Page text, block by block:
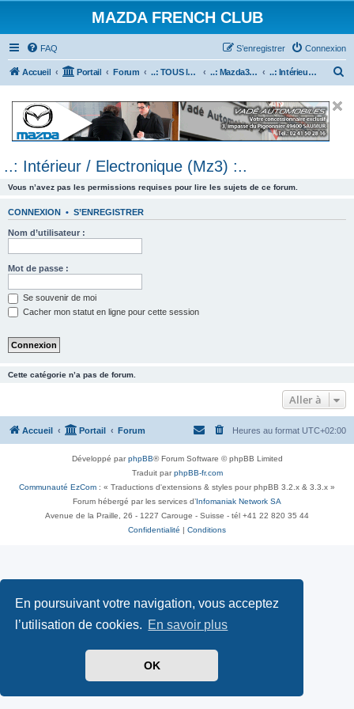
En poursuivant votre navigation, vous acceptez
l’utilisation de cookies. En savoir plus
OK
MAZDA FRENCH CLUB
FAQ Connexion
S’enregistrer
Accueil Portail Forum ..: TOUS les Véhicules MAZDA :.. ..: Mazda3 :.. ..: Intérieur / Electronique (Mz3) :..
e
..: Intérieur / Electronique (Mz3) :..
Vous n’avez pas les permissions requises pour lire les sujets de ce forum.
CONNEXION • S’ENREGISTRER
Nom d’utilisateur :
Mot de passe :
Se souvenir de moi
Cacher mon statut en ligne pour cette session
Cette catégorie n’a pas de forum.
Aller à
Accueil Portail Forum Heures au format UTC+02:00
Développé parphpBB® Forum Software © phpBB Limited
Traduit parphpBB-fr.com
Communauté EzCom : « Traductions d'extensions & styles pour phpBB 3.2.x & 3.3.x »
Forum hébergé par les services d’ Infomaniak Network SA
Avenue de la Praille, 26 - 1227 Carouge - Suisse - tél +41 22 820 35 44
Confidentialité
Conditions